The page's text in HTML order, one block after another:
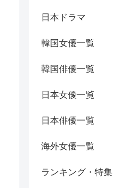
日本ドラマ
韓国女優一覧
韓国俳優一覧
日本女優一覧
日本俳優一覧
海外女優一覧
ランキング・特集